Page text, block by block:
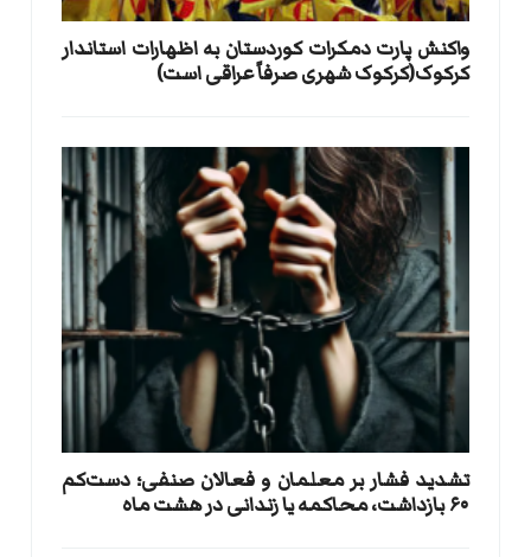
واکنش پارت دمکرات کوردستان به اظهارات استاندار
کرکوک(کرکوک شهری صرفاً عراقی است)
تشدید فشار بر معلمان و فعالان صنفی؛ دست‌کم
۶۰ بازداشت، محاکمه یا زندانی در هشت ماه